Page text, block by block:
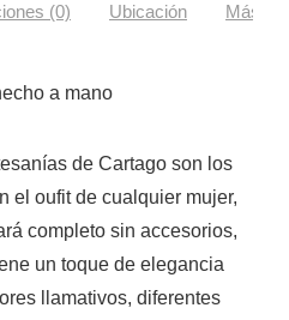
(0) Ubicación Más
a mano
de Cartago son los
el oufit de cualquier mujer,
completo sin accesorios,
un toque de elegancia
llamativos, diferentes